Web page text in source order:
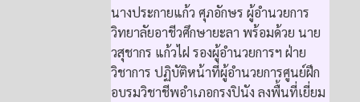
นางประกายแก้ว ศุภอักษร ผู้อำนวยการ
วิทยาลัยอาชีวศึกษายะลา พร้อมด้วย นาย
วสุชากร แก้วไฝ รองผู้อำนวยการฯ ฝ่าย
วิชาการ ปฏิบัติหน้าที่ผู้อำนวยการศูนย์ฝึก
อบรมวิชาชีพอำเภอกรงปินัง ลงพื้นที่เยี่ยม